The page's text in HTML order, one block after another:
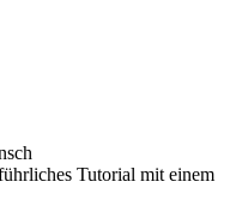
Tutorial mit einem